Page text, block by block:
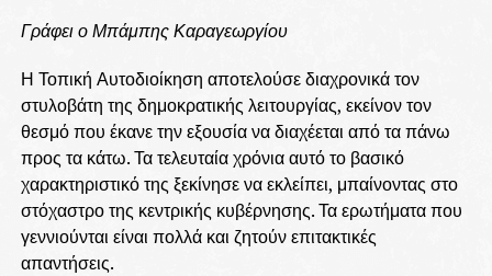
Γράφει ο Μπάμπης Καραγεωργίου
Η Τοπική Αυτοδιοίκηση αποτελούσε διαχρονικά τον
στυλοβάτη της δημοκρατικής λειτουργίας, εκείνον τον
θεσμό που έκανε την εξουσία να διαχέεται από τα πάνω
προς τα κάτω. Τα τελευταία χρόνια αυτό το βασικό
χαρακτηριστικό της ξεκίνησε να εκλείπει, μπαίνοντας στο
στόχαστρο της κεντρικής κυβέρνησης. Τα ερωτήματα που
γεννιούνται είναι πολλά και ζητούν επιτακτικές
απαντήσεις.